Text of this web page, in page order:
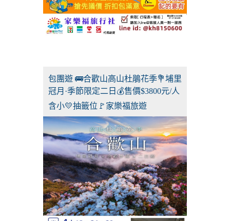
包團遊 🚌合歡山高山杜鵑花季💐埔里
冠月·季節限定二日💰售價$3800元/人
含小💛抽籤位🚩家樂福旅遊